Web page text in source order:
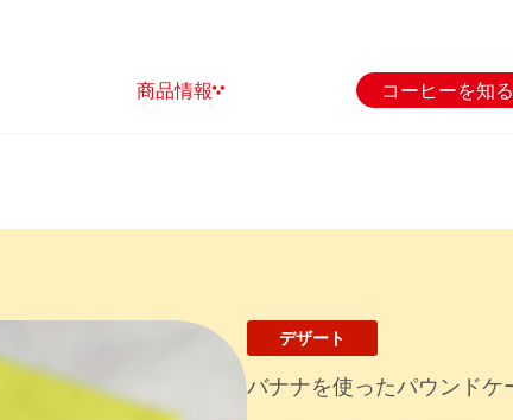
商品情報 コーヒーを知
デザート
バナナを使ったパウンドケ